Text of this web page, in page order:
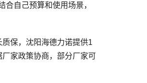
自己预算和使用场景，
保，沈阳海德力诺提供1
家政策协商，部分厂家可